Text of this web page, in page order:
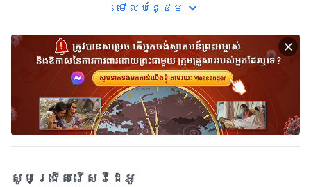
មើល​​បន្ថែម​
សូមជ្រើសរើសវីដេអូ